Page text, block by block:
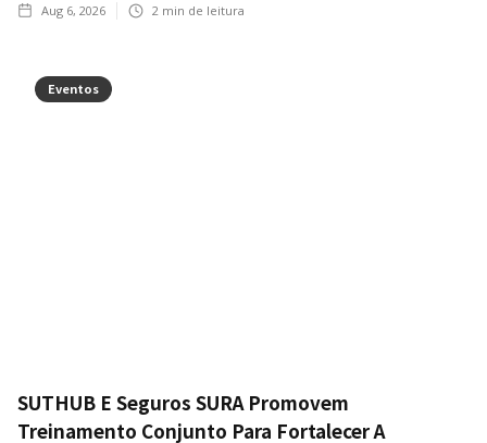
Aug 6, 2026 2 min de leitura
Eventos
SUTHUB E Seguros SURA Promovem
Treinamento Conjunto Para Fortalecer A